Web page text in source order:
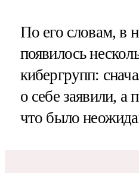
По его словам, в
появилось
кибергрупп:
о себе заявили, а
что было